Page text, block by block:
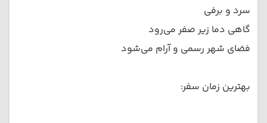
سرد و برفی
گاهی دما زیر صفر می‌رود
فضای شهر رسمی و آرام می‌شود
بهترین زمان سفر: